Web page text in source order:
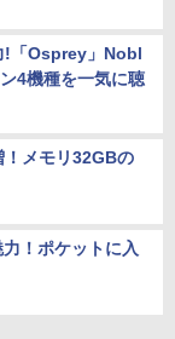
!「Osprey」Nobl
4機種を一気に聴
！メモリ32GBの
！ポケットに入